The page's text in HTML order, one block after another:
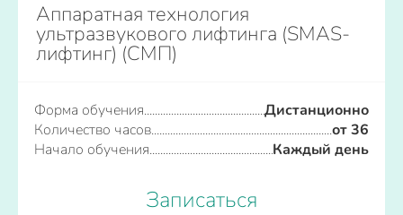
Аппаратная технология
ультразвукового лифтинга (SMAS-
лифтинг) (СМП)
Форма обучения
Дистанционно
Количество часов
от 36
Начало обучения
Каждый день
Записаться